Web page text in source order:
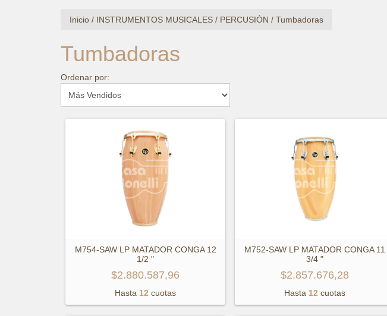
Inicio / INSTRUMENTOS MUSICALES / PERCUSIÓN / Tumbadoras
Tumbadoras
Ordenar por:
M754-SAW LP MATADOR CONGA 12
1/2 "
$2.880.587,96
Hasta 12 cuotas
M752-SAW LP MATADOR CONGA 11
3/4 "
$2.857.676,28
Hasta 12 cuotas